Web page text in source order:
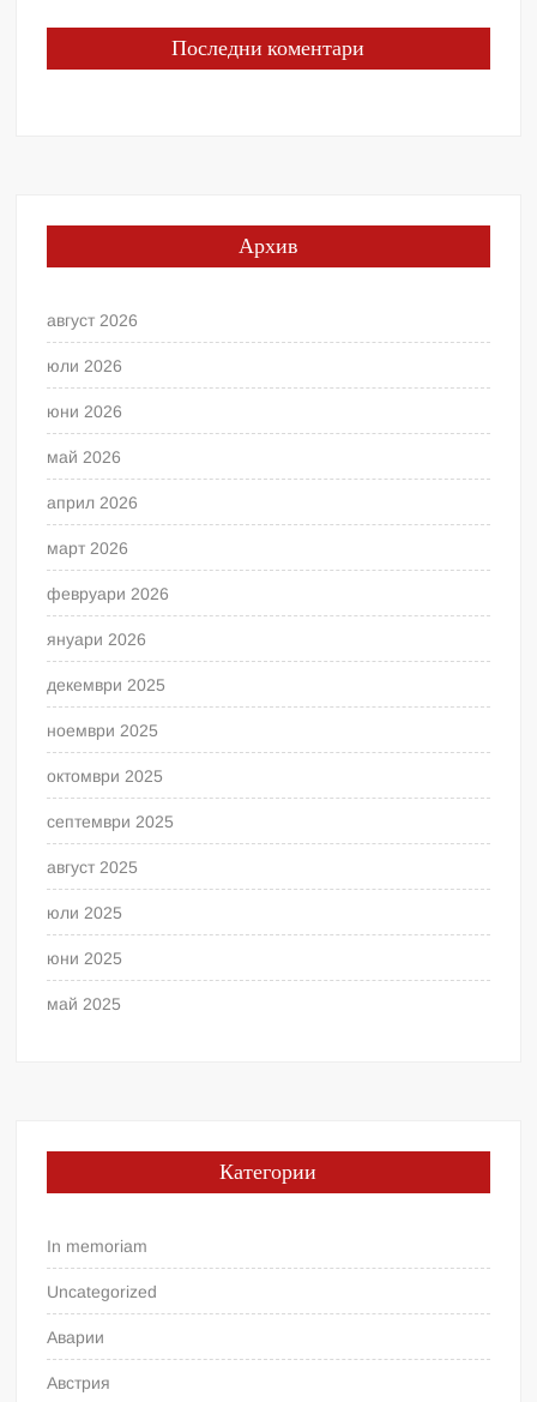
Последни коментари
Архив
август 2026
юли 2026
юни 2026
май 2026
април 2026
март 2026
февруари 2026
януари 2026
декември 2025
ноември 2025
октомври 2025
септември 2025
август 2025
юли 2025
юни 2025
май 2025
Категории
In memoriam
Uncategorized
Аварии
Австрия